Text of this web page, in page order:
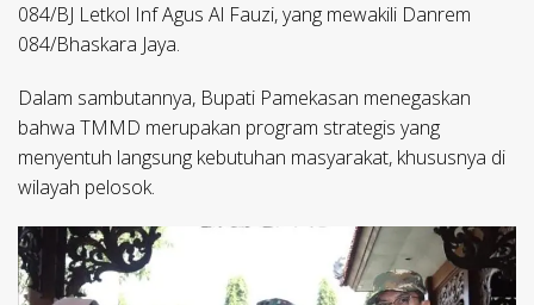
084/BJ Letkol Inf Agus Al Fauzi, yang mewakili Danrem
084/Bhaskara Jaya.
Dalam sambutannya, Bupati Pamekasan menegaskan
bahwa TMMD merupakan program strategis yang
menyentuh langsung kebutuhan masyarakat, khususnya di
wilayah pelosok.